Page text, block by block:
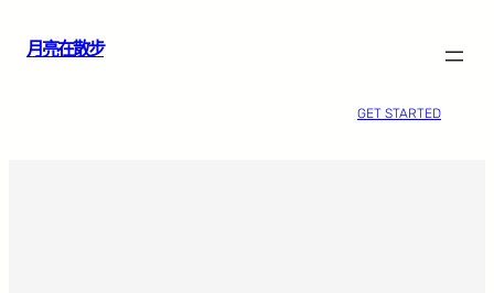
月亮在散步
GET STARTED